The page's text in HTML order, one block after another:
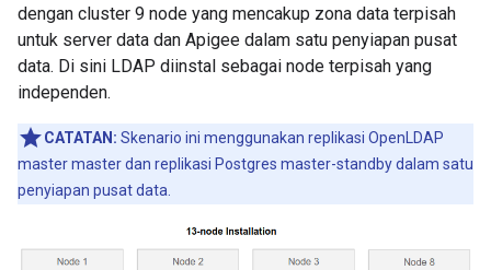
dengan cluster 9 node yang mencakup zona data terpisah
untuk server data dan Apigee dalam satu penyiapan pusat
data. Di sini LDAP diinstal sebagai node terpisah yang
independen.
CATATAN: Skenario ini menggunakan replikasi OpenLDAP
master master dan replikasi Postgres master-standby dalam satu
penyiapan pusat data.